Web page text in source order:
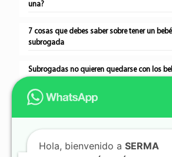
una?
7 cosas que debes saber sobre tener un
subrogada
Subrogadas no quieren quedarse con los
Hola, bienvenido a SERMA